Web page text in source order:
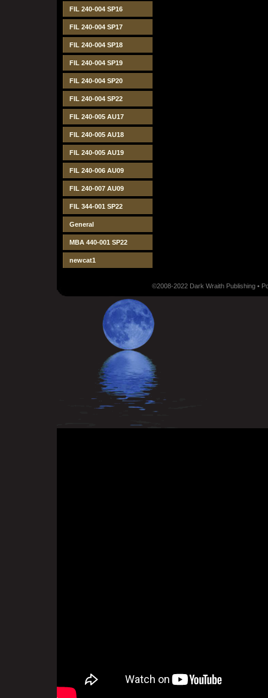
FIL 240-004 SP16
FIL 240-004 SP17
FIL 240-004 SP18
FIL 240-004 SP19
FIL 240-004 SP20
FIL 240-004 SP22
FIL 240-005 AU17
FIL 240-005 AU18
FIL 240-005 AU19
FIL 240-006 AU09
FIL 240-007 AU09
FIL 344-001 SP22
General
MBA 440-001 SP22
newcat1
©2008-2022 Dark Wraith Publishing •